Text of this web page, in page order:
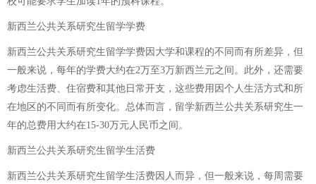
新西兰公共关系研究生留学学费
新西兰公共关系研究生留学学费因大学和课程的不同而有所差异，但
一般来说，每年的学费大约在2万至3万新西兰元之间。此外，还需要
考虑生活费、住宿费和其他日常开支，这些费用因个人生活方式和所
在地区的不同而有所变化。总体而言，留学新西兰公共关系研究生一
年的总费用大约在15-30万元人民币之间。
新西兰公共关系研究生留学生活费
新西兰公共关系研究生留学生活费因人而异，但一般来说，每周需要